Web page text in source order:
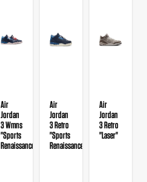
Air
Jordan
3 Wmns
"Sports
Renaissance"
Air
Jordan
3 Retro
"Sports
Renaissance"
Air
Jordan
3 Retro
"Laser"